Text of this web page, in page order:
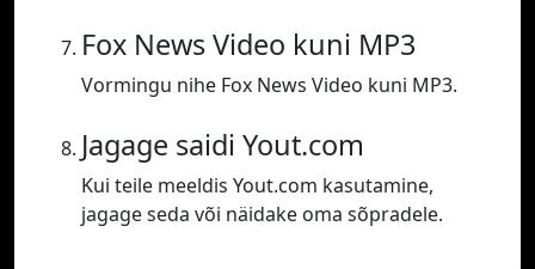
Fox News Video kuni MP3
Vormingu nihe Fox News Video kuni MP3.
Jagage saidi Yout.com
Kui teile meeldis Yout.com kasutamine,
jagage seda või näidake oma sõpradele.